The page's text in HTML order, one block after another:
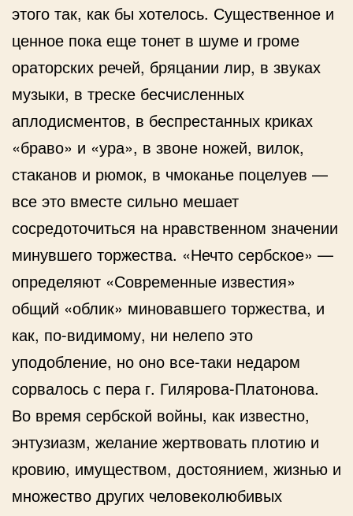
этого так, как бы хотелось. Существенное и
ценное пока еще тонет в шуме и громе
ораторских речей, бряцании лир, в звуках
музыки, в треске бесчисленных
аплодисментов, в беспрестанных криках
«браво» и «ура», в звоне ножей, вилок,
стаканов и рюмок, в чмоканье поцелуев —
все это вместе сильно мешает
сосредоточиться на нравственном значении
минувшего торжества. «Нечто сербское» —
определяют «Современные известия»
общий «облик» миновавшего торжества, и
как, по-видимому, ни нелепо это
уподобление, но оно все-таки недаром
сорвалось с пера г. Гилярова-Платонова.
Во время сербской войны, как известно,
энтузиазм, желание жертвовать плотию и
кровию, имуществом, достоянием, жизнью и
множество других человеколюбивых